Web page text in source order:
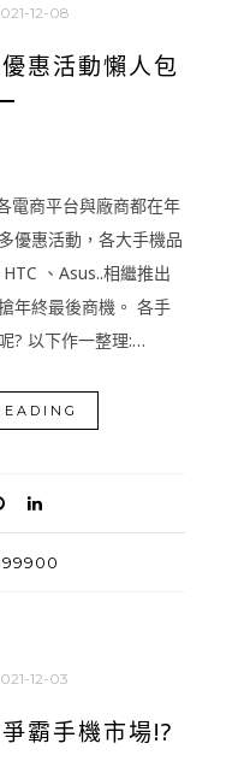
12-08
惠活動懶人包
電商平台與廠商都在年
優惠活動，各大手機品
、Asus..相繼推出
年終最後商機。 各手
? 以下作一整理:…
12-03
霸手機市場!?